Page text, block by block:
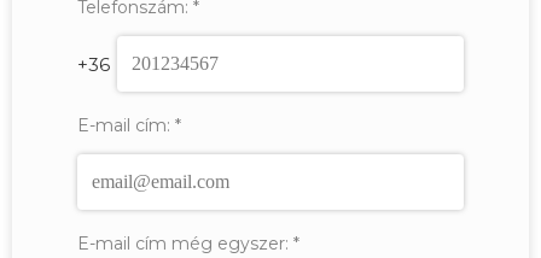
Telefonszám: *
+36
E-mail cím: *
E-mail cím még egyszer: *